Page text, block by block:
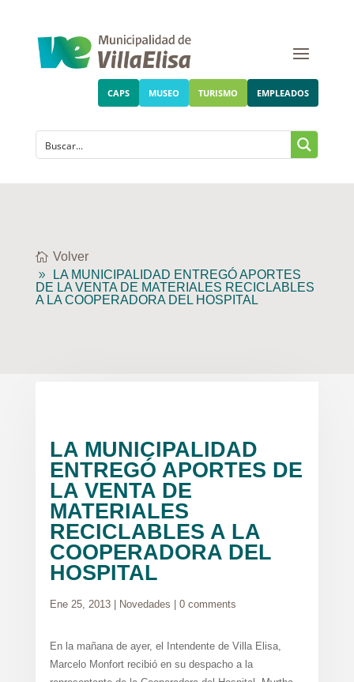
CAPS MUSEO TURISMO EMPLEADOS
Volver
LA MUNICIPALIDAD ENTREGÓ APORTES
DE LA VENTA DE MATERIALES RECICLABLES
A LA COOPERADORA DEL HOSPITAL
LA MUNICIPALIDAD
ENTREGÓ APORTES DE
LA VENTA DE
MATERIALES
RECICLABLES A LA
COOPERADORA DEL
HOSPITAL
Ene 25, 2013| Novedades 0 comments
En la mañana de ayer, el Intendente de Villa Elisa,
Marcelo Monfort recibió en su despacho a la